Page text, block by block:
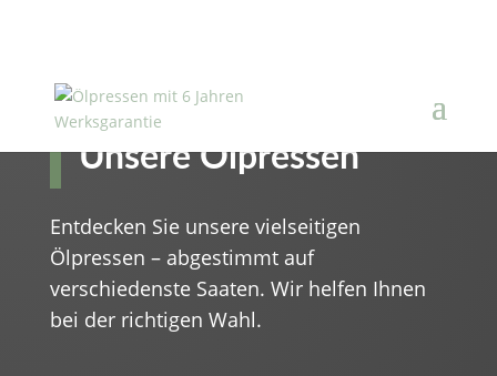
Unsere Ölpressen
Entdecken Sie unsere vielseitigen
Ölpressen – abgestimmt auf
verschiedenste Saaten. Wir helfen Ihnen
bei der richtigen Wahl.